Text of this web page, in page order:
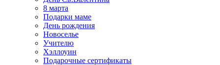
8 марта
Подарки маме
День рождения
Новоселье
Учителю
Хэллоуин
Подарочные сертификаты